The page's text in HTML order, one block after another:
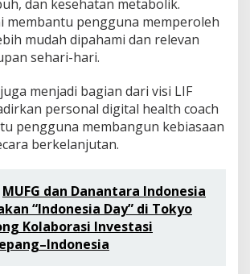
dan kesehatan metabolik.
membantu pengguna memperoleh
mudah dipahami dan relevan
sehari-hari.
menjadi bagian dari visi LIF
personal digital health coach
pengguna membangun kebiasaan
berkelanjutan.
MUFG dan Danantara Indonesia
“Indonesia Day” di Tokyo
Kolaborasi Investasi